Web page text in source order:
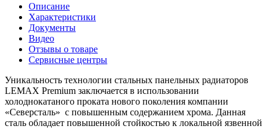
Описание
Характеристики
Документы
Видео
Отзывы о товаре
Сервисные центры
Уникальность технологии стальных панельных радиаторов
LEMAX Premium заключается в использовании
холоднокатаного проката нового поколения компании
«Северсталь» с повышенным содержанием хрома. Данная
сталь обладает повышенной стойкостью к локальной язвенной